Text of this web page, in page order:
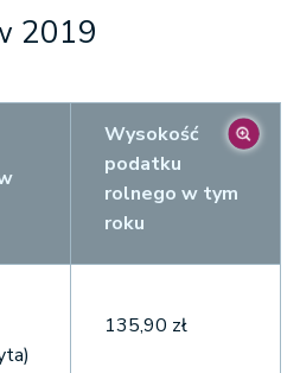
2019
Wysokość
podatku
rolnego w tym
roku
135,90 zł